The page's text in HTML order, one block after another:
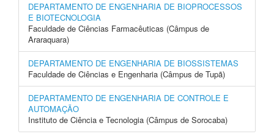
DEPARTAMENTO DE ENGENHARIA DE BIOPROCESSOS
E BIOTECNOLOGIA
Faculdade de Ciências Farmacêuticas (Câmpus de
Araraquara)
DEPARTAMENTO DE ENGENHARIA DE BIOSSISTEMAS
Faculdade de Ciências e Engenharia (Câmpus de Tupã)
DEPARTAMENTO DE ENGENHARIA DE CONTROLE E
AUTOMAÇÃO
Instituto de Ciência e Tecnologia (Câmpus de Sorocaba)